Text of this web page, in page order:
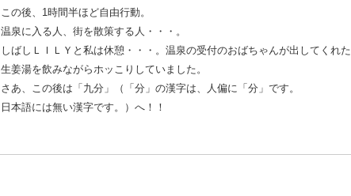
この後、1時間半ほど自由行動。
温泉に入る人、街を散策する人・・・。
しばしＬＩＬＹと私は休憩・・・。温泉の受付のおばちゃんが出してくれた
生姜湯を飲みながらホッこりしていました。
さあ、この後は「九分」（「分」の漢字は、人偏に「分」です。
日本語には無い漢字です。）へ！！